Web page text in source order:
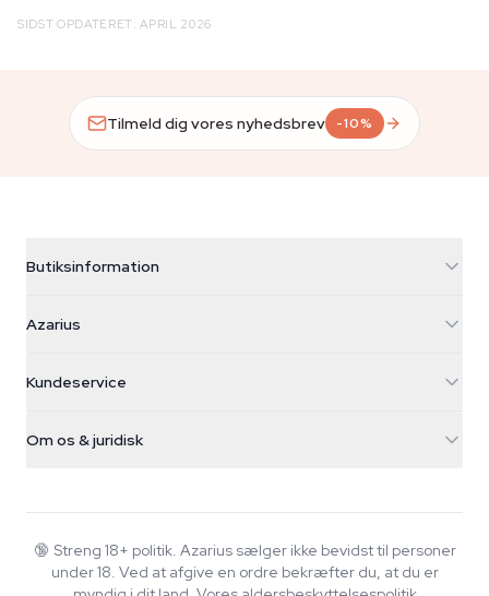
SIDST OPDATERET: APRIL 2026
Tilmeld dig vores nyhedsbrev -10%
Butiksinformation
Galvaniweg 11
Nederland
+31(0)204897914
Azarius
Smokeshop
Kundeservice
Returpolitik
FAQ
Privatlivspolitik
Om os & juridisk
Wiki
Blog
Musik
🔞 Streng 18+ politik. Azarius sælger ikke bevidst til personer
under 18. Ved at afgive en ordre bekræfter du, at du er